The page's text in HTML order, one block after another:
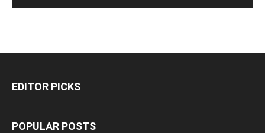
EDITOR PICKS
POPULAR POSTS